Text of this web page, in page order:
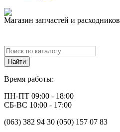
Магазин запчастей и расходников
Время работы:
ПН-ПТ 09:00 - 18:00
СБ-ВС 10:00 - 17:00
(063) 382 94 30 (050) 157 07 83